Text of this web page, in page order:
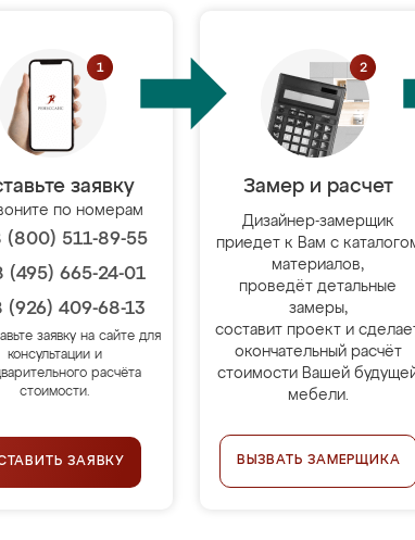
заявку
по номерам
(800) 511-89-55
(495) 665-24-01
(926) 409-68-13
заявку на сайте для
консультации и
расчёта
стоимости.
ЗАЯВКУ
Замер и расчет
Дизайнер-замерщик
приедет к Вам с
материалов,
проведёт детальные
замеры,
составит проект и
окончательный расчёт
стоимости Вашей
мебели.
ВЫЗВАТЬ ЗАМЕРЩИКА